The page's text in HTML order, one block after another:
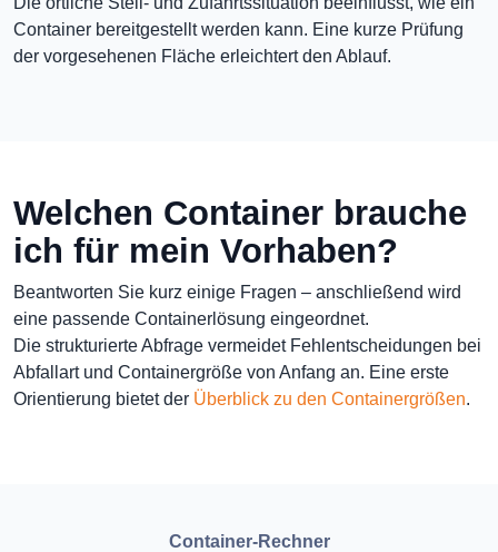
Container bereitgestellt werden kann. Eine kurze Prüfung
der vorgesehenen Fläche erleichtert den Ablauf.
Welchen Container brauche
ich für mein Vorhaben?
Beantworten Sie kurz einige Fragen – anschließend wird
eine passende Containerlösung eingeordnet.
Die strukturierte Abfrage vermeidet Fehlentscheidungen bei
Abfallart und Containergröße von Anfang an. Eine erste
Orientierung bietet der Überblick zu den Containergrößen.
Container-Rechner